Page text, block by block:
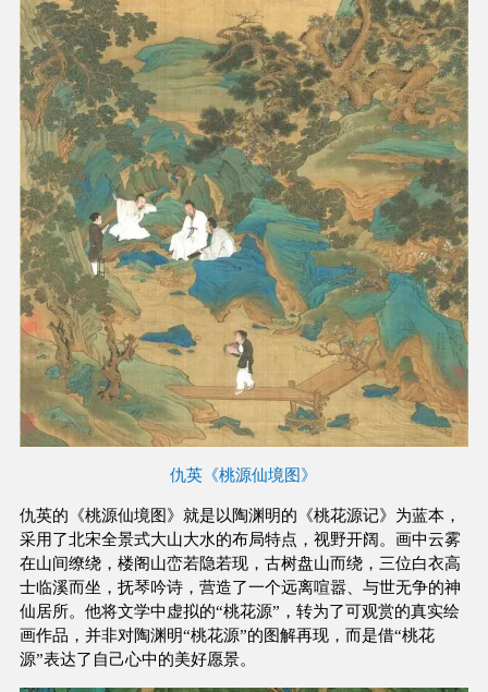
仇英《桃源仙境图》
仇英的《桃源仙境图》就是以陶渊明的《桃花源记》为蓝本，
采用了北宋全景式大山大水的布局特点，视野开阔。画中云雾
在山间缭绕，楼阁山峦若隐若现，古树盘山而绕，三位白衣高
士临溪而坐，抚琴吟诗，营造了一个远离喧嚣、与世无争的神
仙居所。他将文学中虚拟的“桃花源”，转为了可观赏的真实绘
画作品，并非对陶渊明“桃花源”的图解再现，而是借“桃花
源”表达了自己心中的美好愿景。